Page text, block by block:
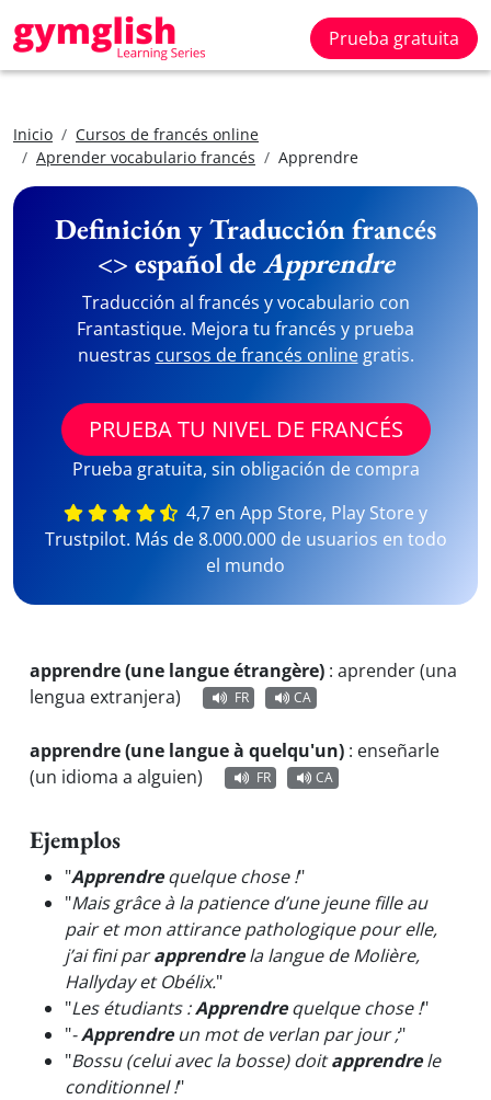
Prueba gratuita
Inicio
Cursos de francés online
Aprender vocabulario francés
Apprendre
Definición y Traducción francés
<> español deApprendre
Traducción al francés y vocabulario con
Frantastique. Mejora tu francés y prueba
nuestras cursos de francés onlinegratis.
PRUEBA TU NIVEL DE FRANCÉS
Prueba gratuita, sin obligación de compra
4,7 en App Store, Play Store y
Trustpilot. Más de 8.000.000 de usuarios en todo
el mundo
apprendre (une langue étrangère) : aprender (una
lengua extranjera)
FR CA
apprendre (une langue à quelqu'un) : enseñarle
(un idioma a alguien)
FR CA
Ejemplos
"Apprendrequelque chose !"
"Mais grâce à la patience d’une jeune fille au
pair et mon attirance pathologique pour elle,
j’ai fini parapprendrela langue de Molière,
Hallyday et Obélix."
"Les étudiants :Apprendrequelque chose !"
"-Apprendreun mot de verlan par jour ;"
"Bossu (celui avec la bosse) doitapprendrele
conditionnel !"